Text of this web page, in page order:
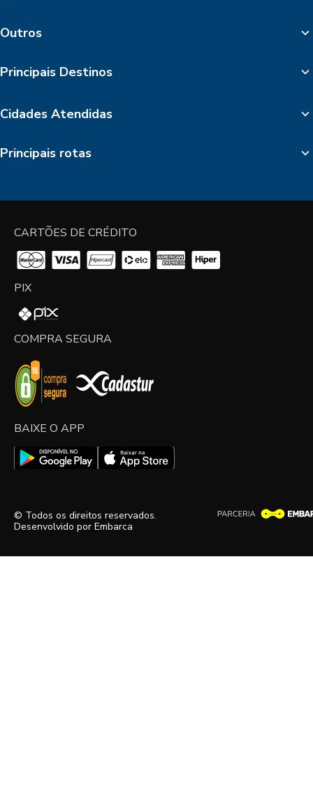
Outros
Principais Destinos
Cidades Atendidas
Principais rotas
CARTÕES DE CRÉDITO
PIX
COMPRA SEGURA
BAIXE O APP
© Todos os direitos reservados.
Desenvolvido por Embarca